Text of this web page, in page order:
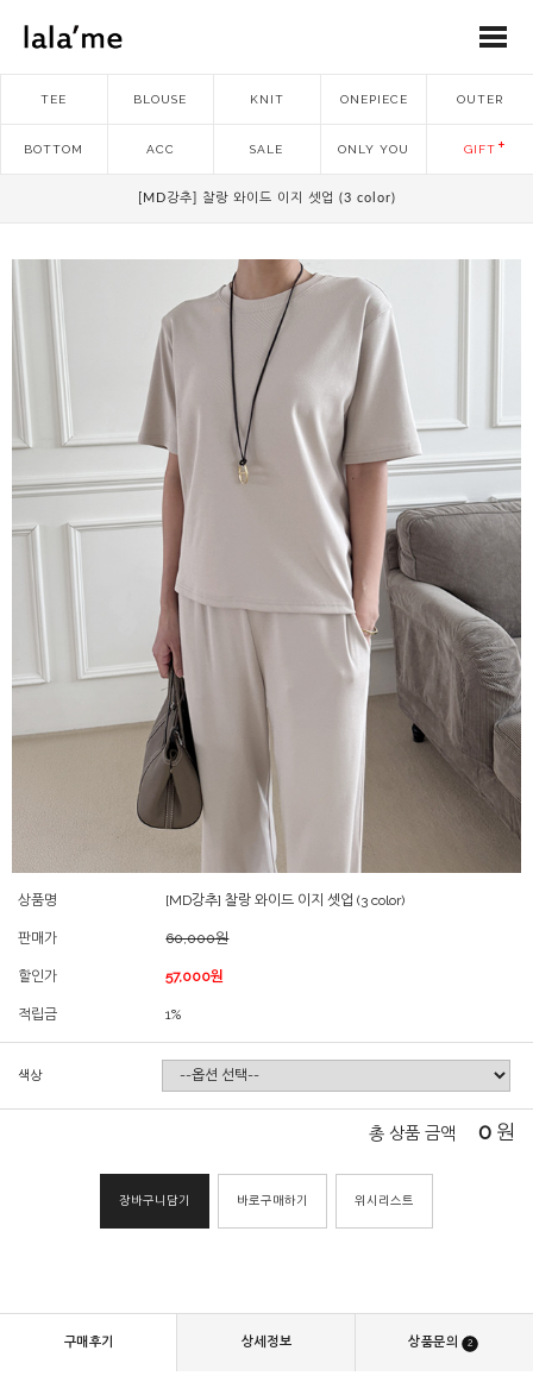
TEE BLOUSE KNIT ONEPIECE OUTER
BOTTOM ACC SALE ONLY YOU GIFT
[MD강추] 찰랑 와이드 이지 셋업 (3 color)
상품명 [MD강추] 찰랑 와이드 이지 셋업 (3 color)
판매가 60,000원
할인가 57,000원
적립금 1%
색상
총 상품 금액 0 원
장바구니담기 바로구매하기 위시리스트
구매후기 상세정보 상품문의 2